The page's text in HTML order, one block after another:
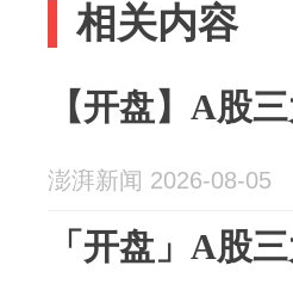
相关内容
【开盘】A股
澎湃新闻 2026-08-05
「开盘」A股